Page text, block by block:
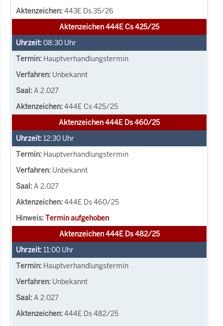
443E Ds 35/26
Aktenzeichen 444E Cs 425/25
08:30 Uhr
Hauptverhandlungstermin
Unbekannt
A 2.027
444E Cs 425/25
Aktenzeichen 444E Ds 460/25
12:30 Uhr
Hauptverhandlungstermin
Unbekannt
A 2.027
444E Ds 460/25
Termin aufgehoben
Aktenzeichen 444E Ds 482/25
11:00 Uhr
Hauptverhandlungstermin
Unbekannt
A 2.027
444E Ds 482/25